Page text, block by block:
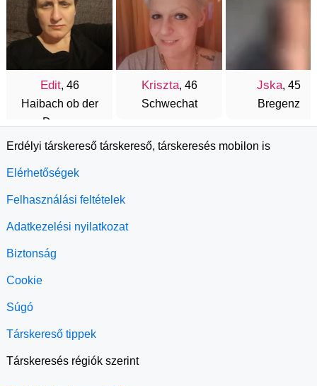
Edit, 46
Haibach ob der
Donau
Kriszta, 46
Schwechat
Jska, 45
Bregenz
Erdélyi társkereső társkereső, társkeresés mobilon is
Elérhetőségek
Felhasználási feltételek
Adatkezelési nyilatkozat
Biztonság
Cookie
Súgó
Társkereső tippek
Társkeresés régiók szerint